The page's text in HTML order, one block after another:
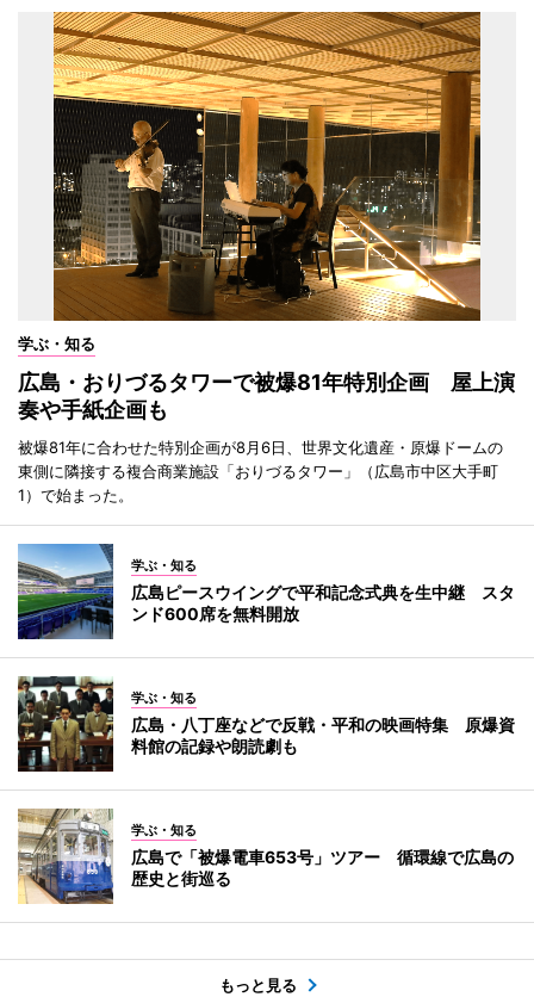
学ぶ・知る
広島・おりづるタワーで被爆81年特別企画 屋上演
奏や手紙企画も
被爆81年に合わせた特別企画が8月6日、世界文化遺産・原爆ドームの
東側に隣接する複合商業施設「おりづるタワー」（広島市中区大手町
1）で始まった。
学ぶ・知る
広島ピースウイングで平和記念式典を生中継 スタ
ンド600席を無料開放
学ぶ・知る
広島・八丁座などで反戦・平和の映画特集 原爆資
料館の記録や朗読劇も
学ぶ・知る
広島で「被爆電車653号」ツアー 循環線で広島の
歴史と街巡る
もっと見る